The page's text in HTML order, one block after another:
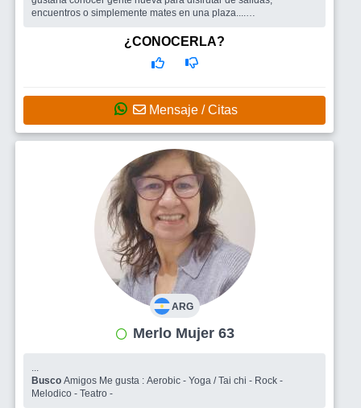
encuentros o simplemente mates en una plaza....
¿CONOCERLA?
Mensaje / Citas
ARG
Merlo Mujer 63
Busco Amigos Me gusta : Aerobic - Yoga / Tai chi - Rock -
Melodico - Teatro -